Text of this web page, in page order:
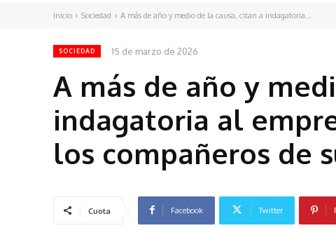
Inicio Sociedad A más de año y medio de la causa, citan a indagatoria...
SOCIEDAD 15 de marzo de 2026
A más de año y
indagatoria al
los compañeros de
Cuota Facebook Twitter